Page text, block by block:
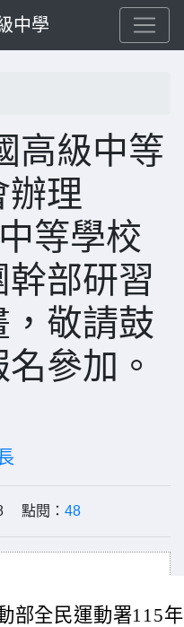
中學
高級中等
辦理
等學校
部研習
，敬請鼓
參加。
點閱： 48
部全民運動署115